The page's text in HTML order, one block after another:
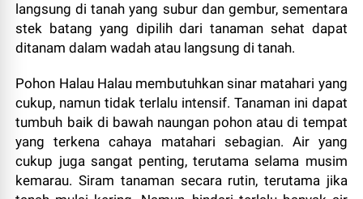
langsung di tanah yang subur dan gembur, sementara
stek batang yang dipilih dari tanaman sehat dapat
ditanam dalam wadah atau langsung di tanah.
Pohon Halau Halau membutuhkan sinar matahari yang
cukup, namun tidak terlalu intensif. Tanaman ini dapat
tumbuh baik di bawah naungan pohon atau di tempat
yang terkena cahaya matahari sebagian. Air yang
cukup juga sangat penting, terutama selama musim
kemarau. Siram tanaman secara rutin, terutama jika